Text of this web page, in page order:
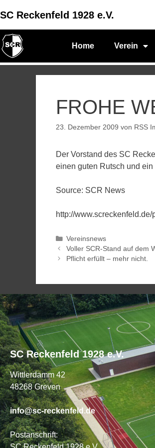
SC Reckenfeld 1928 e.V.
Home Verein
FROHE
23. Dezember 2009 von RSS
Der Vorstand des SC
einen guten Rutsch und
Source: SCR News
http://
Vereinsnews
Voller SCR-Stand auf dem
Pflicht erfüllt – mehr nicht.
SC Reckenfeld 1928 e.V.
Wittlerdamm 42
48268 Greven
info@sc-reckenfeld.de
Postanschrift: